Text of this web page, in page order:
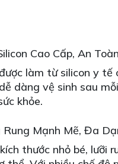
Cao Cấp, An Toàn
làm từ silicon y
dàng vệ sinh sau
khỏe.
Rung Mạnh Mẽ, Đa
thước nhỏ bé, lưỡi